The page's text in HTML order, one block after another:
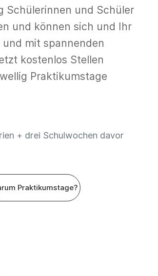
Schülerinnen und Schüler
und können sich und Ihr
mit spannenden
kostenlos Stellen
Praktikumstage
+ drei Schulwochen davor
Praktikumstage?